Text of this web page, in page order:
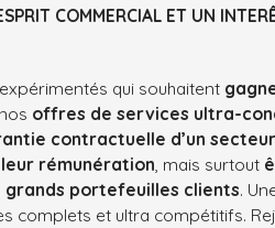
COMMERCIAL ET UN
qui souhaitent
offres de services ultra-
contractuelle d’un
rémunération, mais surtout
grands portefeuilles clients.
complets et ultra compétitifs.